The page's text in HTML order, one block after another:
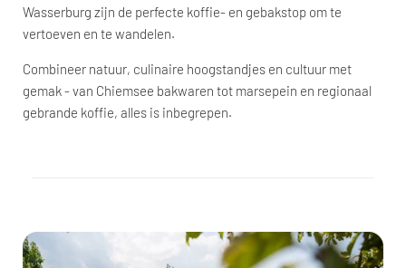
Wasserburg zijn de perfecte koffie- en gebakstop om te
vertoeven en te wandelen.
Combineer natuur, culinaire hoogstandjes en cultuur met
gemak - van Chiemsee bakwaren tot marsepein en regionaal
gebrande koffie, alles is inbegrepen.